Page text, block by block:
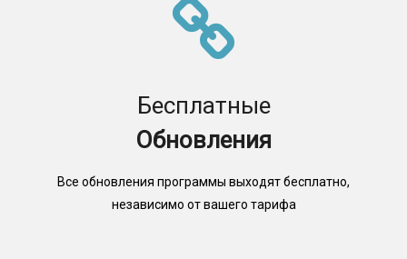
Бесплатные
Обновления
Все обновления программы выходят бесплатно,
независимо от вашего тарифа